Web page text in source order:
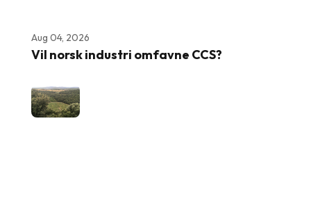
Aug 04, 2026
Vil norsk industri omfavne CCS?